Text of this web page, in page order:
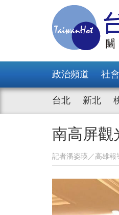
政治頻道 社
台北 新北
南高屏
記者潘姿瑛／高雄報